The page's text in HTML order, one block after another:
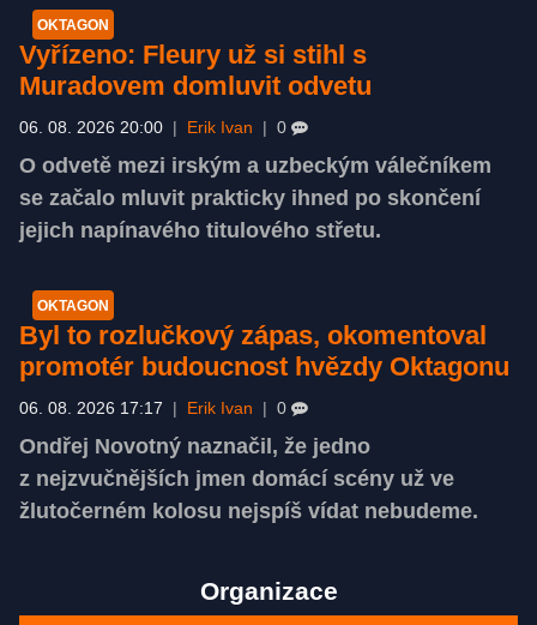
OKTAGON
Vyřízeno: Fleury už si stihl s
Muradovem domluvit odvetu
06. 08. 2026 20:00 Erik Ivan 0
O odvetě mezi irským a uzbeckým válečníkem
se začalo mluvit prakticky ihned po skončení
jejich napínavého titulového střetu.
OKTAGON
Byl to rozlučkový zápas, okomentoval
promotér budoucnost hvězdy Oktagonu
06. 08. 2026 17:17 Erik Ivan 0
Ondřej Novotný naznačil, že jedno
z nejzvučnějších jmen domácí scény už ve
žlutočerném kolosu nejspíš vídat nebudeme.
Organizace